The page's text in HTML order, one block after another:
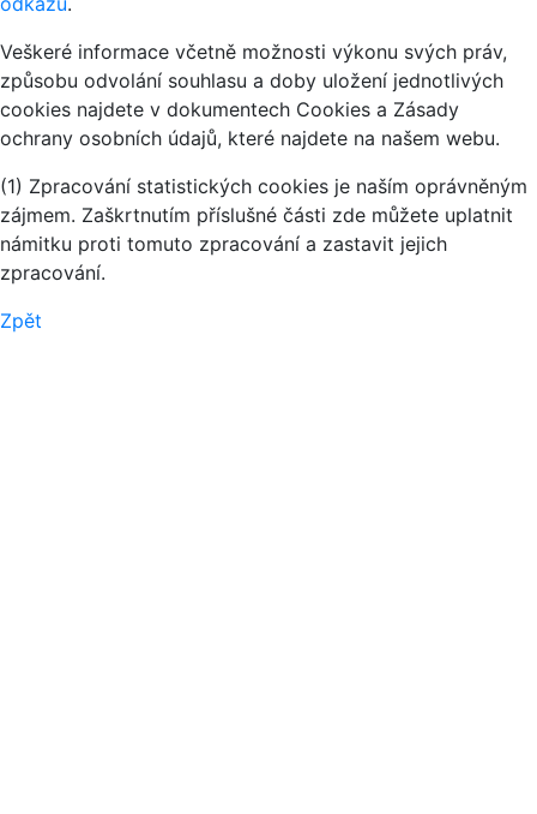
Veškeré informace včetně možnosti výkonu svých práv,
způsobu odvolání souhlasu a doby uložení jednotlivých
cookies najdete v dokumentech Cookies a Zásady
ochrany osobních údajů, které najdete na našem webu.
(1) Zpracování statistických cookies je naším oprávněným
zájmem. Zaškrtnutím příslušné části zde můžete uplatnit
námitku proti tomuto zpracování a zastavit jejich
zpracování.
Zpět